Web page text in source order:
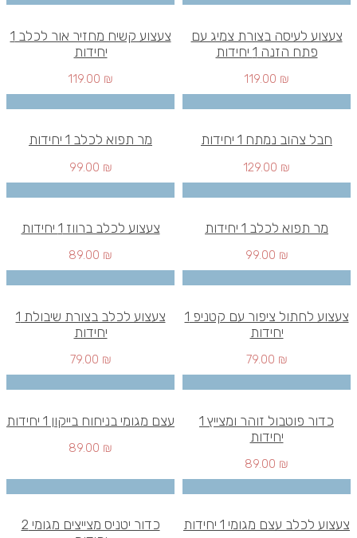
צעצוע לעיסה בצורת צמיג עם
פתח הזנה 1 יחידות
119.00 ₪
צעצוע קשיח מחזיר אור לכלב 1
יחידות
119.00 ₪
חבל צהוב נמתח 1 יחידות
129.00 ₪
מר תפוא לכלב 1 יחידות
99.00 ₪
מר תפוא לכלב 1 יחידות
99.00 ₪
צעצוע לכלב ברווז 1 יחידות
89.00 ₪
צעצוע לחתול ציפור עם קטניפ 1
יחידות
79.00 ₪
צעצוע לכלב בצורת שיבולת 1
יחידות
79.00 ₪
כדור פוטבול זוהר ומצייץ 1
יחידות
89.00 ₪
עצם מגומי בניחוח בייקון 1 יחידות
89.00 ₪
צעצוע לכלב עצם מגומי 1 יחידות
כדור יטניס מצייצים מגומי 2